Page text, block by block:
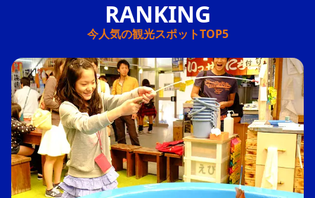
今人気の観光スポットTOP5